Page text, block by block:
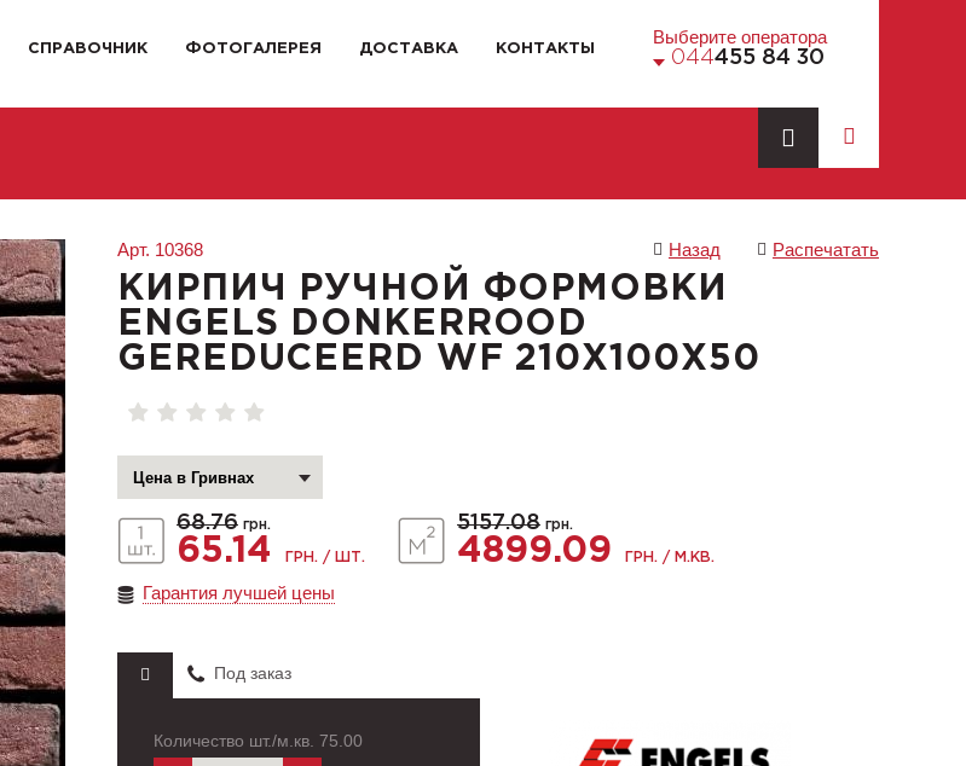
СПРАВОЧНИК ФОТОГАЛЕРЕЯ ДОСТАВКА КОНТАКТЫ
Выберите оператора
044455 84 30
Арт. 10368 Назад Распечатать
КИРПИЧ РУЧНОЙ ФОРМОВКИ
ENGELS DONKERROOD
GEREDUCEERD WF 210X100X50
68.76 грн.
65.14 ГРН. / ШТ.
5157.08 грн.
4899.09 ГРН. / М.КВ.
Гарантия лучшей цены
Под заказ
Количество шт./м.кв. 75.00